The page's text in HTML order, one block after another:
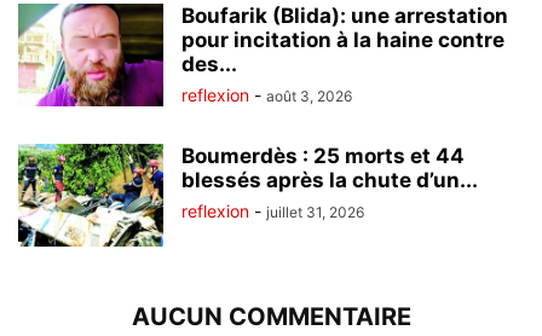
Boufarik (Blida): une arrestation
pour incitation à la haine contre
des...
reflexion - août 3, 2026
Boumerdès : 25 morts et 44
blessés après la chute d’un...
reflexion - juillet 31, 2026
AUCUN COMMENTAIRE